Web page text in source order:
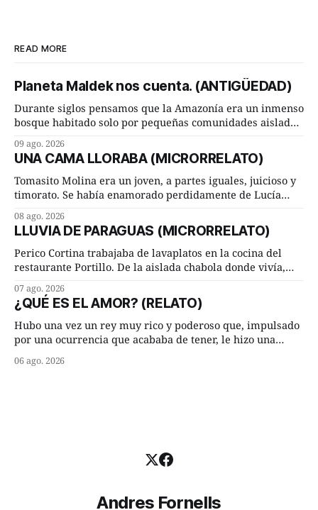
READ MORE
Planeta Maldek nos cuenta. (ANTIGÜEDAD)
Durante siglos pensamos que la Amazonía era un inmenso
bosque habitado solo por pequeñas comunidades aisladas.
incompleta. Un equipo internacional de arqueólogos,
liderado por el investigador finlandés Martti Pärssinen,
de la Universidad de Helsinki, junto con especialistas de
Brasil y
09 ago. 2026
UNA CAMA LLORABA (MICRORRELATO)
Tomasito Molina era un joven, a partes iguales, juicioso y
timorato. Se había enamorado perdidamente de Lucía
ambos les iba de maravilla. Pero mantenían absoluta
discrepancia en un deseo ineluctable por parte de ella.
Lucía Arriate quería que ellos
08 ago. 2026
LLUVIA DE PARAGUAS (MICRORRELATO)
Perico Cortina trabajaba de lavaplatos en la cocina del
restaurante Portillo. De la aislada chabola donde vivía,
cuarto de hora andando a buen paso. Cierta noche,
terminada su jornada laboral caminaba él hacía su mísera
morada cundo comenzó a llover
07 ago. 2026
¿QUÉ ES EL AMOR? (RELATO)
Hubo una vez un rey muy rico y poderoso que, impulsado
por una ocurrencia que acababa de tener, le hizo una
Dime, hombre sabio, ¿qué es el amor según tú? Su
06 ago. 2026
Andres Fornells